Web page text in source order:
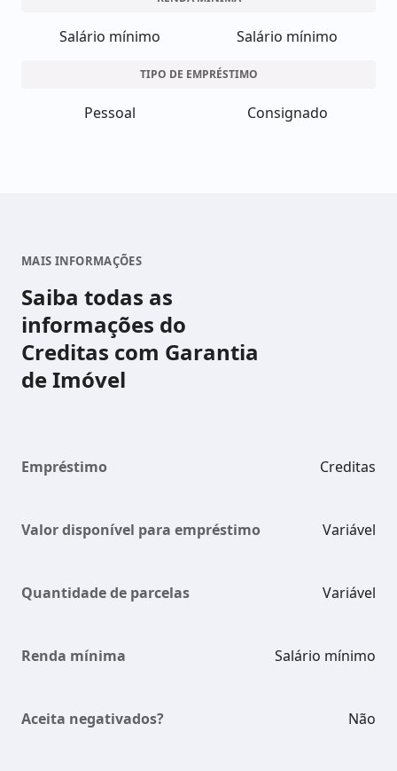
Salário mínimo Salário mínimo
TIPO DE EMPRÉSTIMO
Pessoal Consignado
MAIS INFORMAÇÕES
Saiba todas as
informações do
Creditas com Garantia
de Imóvel
Empréstimo Creditas
Valor disponível para empréstimo Variável
Quantidade de parcelas Variável
Renda mínima Salário mínimo
Aceita negativados? Não